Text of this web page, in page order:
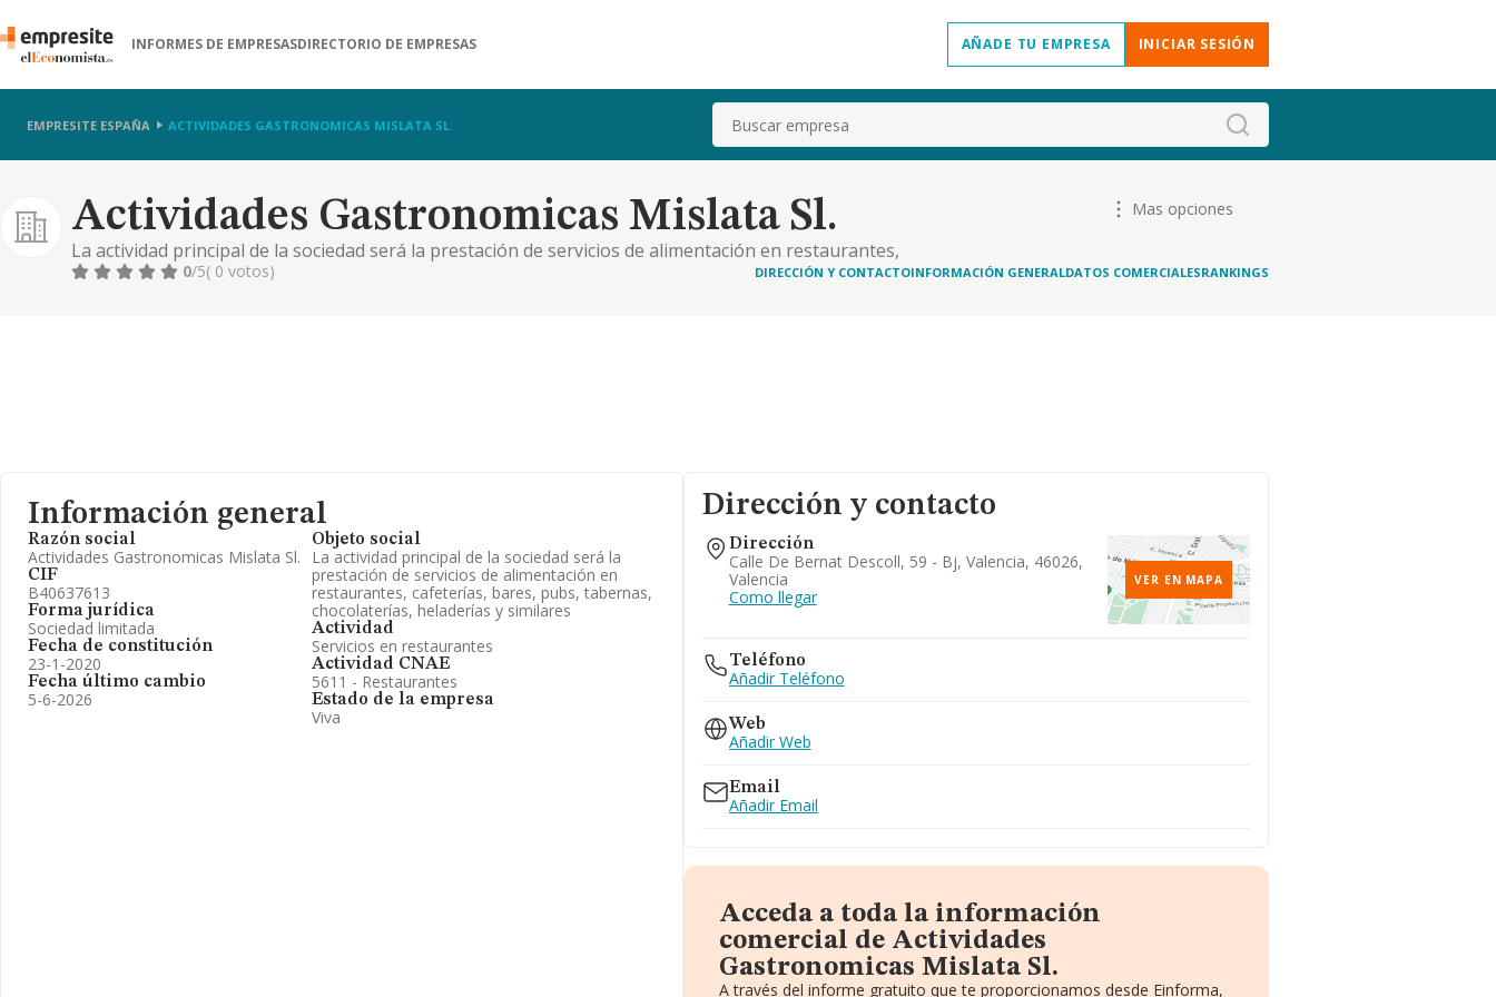
INFORMES DE EMPRESASDIRECTORIO DE EMPRESAS AÑADE TU EMPRESA INICIAR SESIÓN
EMPRESITE ESPAÑA ACTIVIDADES GASTRONOMICAS MISLATA SL. Buscar
Actividades Gastronomicas Mislata Sl.
La actividad principal de la sociedad será la prestación de servicios de alimentación en restaurantes,
cafeterías, bares, pubs, tabernas, chocolaterías, heladerías y similares
Mas opciones
0/5( 0 votos) DIRECCIÓN Y CONTACTOINFORMACIÓN GENERALDATOS COMERCIALESRANKINGS
Información general
Razón social
Actividades Gastronomicas Mislata Sl.
CIF
B40637613
Forma jurídica
Sociedad limitada
Fecha de constitución
23-1-2020
Fecha último cambio
5-6-2026
Objeto social
La actividad principal de la sociedad será la
prestación de servicios de alimentación en
restaurantes, cafeterías, bares, pubs, tabernas,
chocolaterías, heladerías y similares
Actividad
Servicios en restaurantes
Actividad CNAE
5611 - Restaurantes
Estado de la empresa
Viva
Dirección y contacto
Dirección
Calle De Bernat Descoll, 59 - Bj, Valencia, 46026,
Valencia
Como llegar
VER EN MAPA
Teléfono
Añadir Teléfono
Web
Añadir Web
Email
Añadir Email
Acceda a toda la información
comercial de Actividades
Gastronomicas Mislata Sl.
A través del informe gratuito que te proporcionamos desde Einforma,